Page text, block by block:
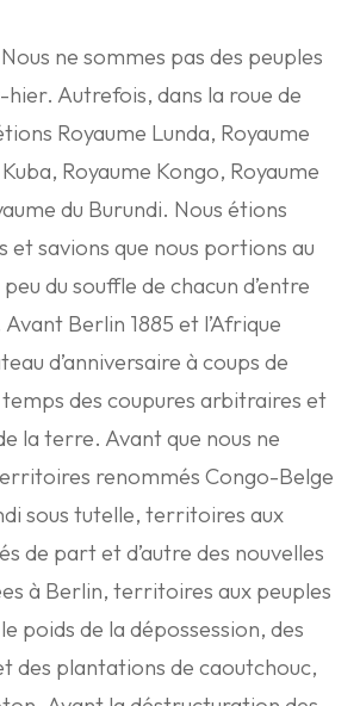
Nous ne sommes pas des peuples
hier. Autrefois, dans la roue de
Royaume Lunda, Royaume
Royaume Kongo, Royaume
du Burundi. Nous étions
et savions que nous portions au
du souffle de chacun d’entre
Berlin 1885 et l’Afrique
d’anniversaire à coups de
des coupures arbitraires et
la terre. Avant que nous ne
renommés Congo-Belge
sous tutelle, territoires aux
de part et d’autre des nouvelles
à Berlin, territoires aux peuples
poids de la dépossession, des
des plantations de caoutchouc,